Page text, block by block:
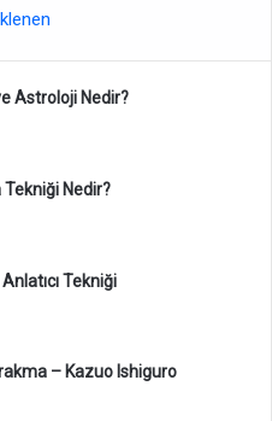
Astroloji Nedir?
Nedir?
Tekniği
– Kazuo Ishiguro